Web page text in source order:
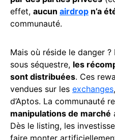
effet, aucun airdrop n’a
communauté.
Mais où réside le danger
sous séquestre, les
sont distribuées. Ces
vendues sur les exchanges
d’Aptos. La communauté
manipulations de marché
Dès le listing, les